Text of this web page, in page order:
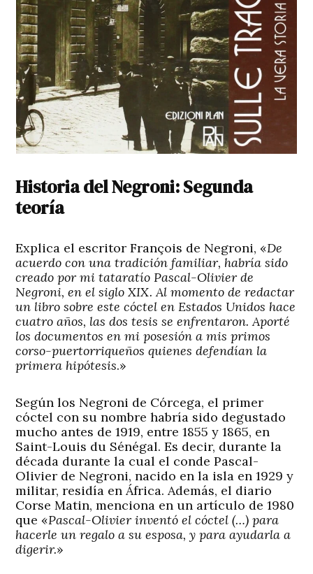
Historia del Negroni: Segunda
teoría
Explica el escritor François de Negroni, «De
acuerdo con una tradición familiar, habría sido
creado por mi tataratío Pascal-Olivier de
Negroni, en el siglo XIX. Al momento de redactar
un libro sobre este cóctel en Estados Unidos hace
cuatro años, las dos tesis se enfrentaron. Aporté
los documentos en mi posesión a mis primos
corso-puertorriqueños quienes defendían la
primera hipótesis.»
Según los Negroni de Córcega, el primer
cóctel con su nombre habría sido degustado
mucho antes de 1919, entre 1855 y 1865, en
Saint-Louis du Sénégal. Es decir, durante la
década durante la cual el conde Pascal-
Olivier de Negroni, nacido en la isla en 1929 y
militar, residía en África. Además, el diario
Corse Matin, menciona en un artículo de 1980
que «Pascal-Olivier inventó el cóctel (…) para
hacerle un regalo a su esposa, y para ayudarla a
digerir.»